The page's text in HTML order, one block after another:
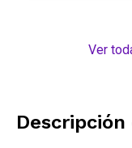
Ver